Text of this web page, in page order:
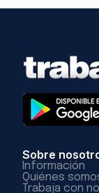
Sobre
Información
Quiénes
Trabaja con